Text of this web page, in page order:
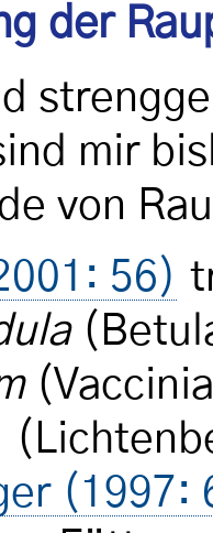
der
mir
von
56)
(1997: